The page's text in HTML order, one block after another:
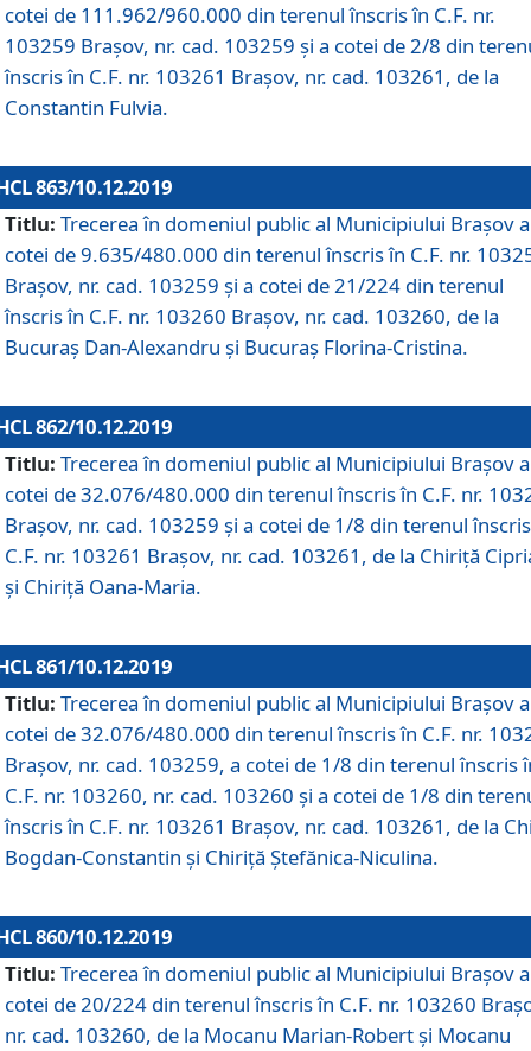
cotei de 111.962/960.000 din terenul înscris în C.F. nr.
103259 Brașov, nr. cad. 103259 și a cotei de 2/8 din
înscris în C.F. nr. 103261 Brașov, nr. cad. 103261, de la
Constantin Fulvia.
863/10.12.2019
Titlu: Trecerea în domeniul public al Municipiului Braşov a
cotei de 9.635/480.000 din terenul înscris în C.F. nr.
Brașov, nr. cad. 103259 și a cotei de 21/224 din terenul
înscris în C.F. nr. 103260 Brașov, nr. cad. 103260, de la
Bucuraș Dan-Alexandru și Bucuraș Florina-Cristina.
862/10.12.2019
Titlu: Trecerea în domeniul public al Municipiului Braşov a
cotei de 32.076/480.000 din terenul înscris în C.F. nr.
Brașov, nr. cad. 103259 și a cotei de 1/8 din terenul
C.F. nr. 103261 Brașov, nr. cad. 103261, de la Chiriță
și Chiriță Oana-Maria.
861/10.12.2019
Titlu: Trecerea în domeniul public al Municipiului Braşov a
cotei de 32.076/480.000 din terenul înscris în C.F. nr.
Brașov, nr. cad. 103259, a cotei de 1/8 din terenul înscris
C.F. nr. 103260, nr. cad. 103260 și a cotei de 1/8 din
înscris în C.F. nr. 103261 Brașov, nr. cad. 103261, de la
Bogdan-Constantin și Chiriță Ștefănica-Niculina.
860/10.12.2019
Titlu: Trecerea în domeniul public al Municipiului Braşov a
cotei de 20/224 din terenul înscris în C.F. nr. 103260
nr. cad. 103260, de la Mocanu Marian-Robert și Mocanu